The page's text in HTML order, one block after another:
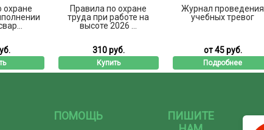
охране
Правила по охране
труда при работе на
высоте 2026 ...
310 руб.
Купить
Журнал проведения
учебных тревог
от 45 руб.
Подробнее
ПОМОЩЬ
ПИШИТЕ